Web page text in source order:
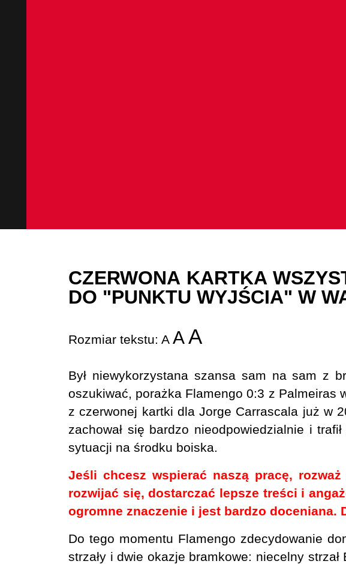
CZERWONA KARTKA
DO "PUNKTU WYJŚCIA" W
Rozmiar tekstu: A AA
Był niewykorzystana szansa sam na sam z
oszukiwać, porażka Flamengo 0:3 z Palmeiras
z czerwonej kartki dla Jorge Carrascala już w
zachował się bardzo nieodpowiedzialnie i
sytuacji na środku boiska.
Jeśli chcesz wspierać naszą pracę,
rozwijać się, dostarczać lepsze treści i
ogromne znaczenie i jest bardzo doceniana.
Do tego momentu Flamengo zdecydowanie
strzały i dwie okazje bramkowe: niecelny